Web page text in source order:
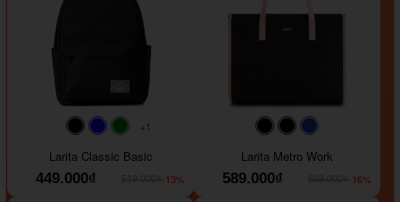
#faf0e6#000000#0000FF
+1
Larita Classic Basic
449.000₫
-13%
#000000#000000
Larita Metro Work
589.000₫
-16%